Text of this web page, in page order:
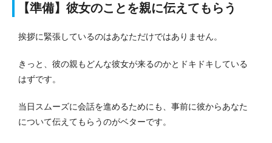
【準備】彼女のことを親に伝えてもらう
挨拶に緊張しているのはあなただけではありません。
きっと、彼の親もどんな彼女が来るのかとドキドキしている
はずです。
当日スムーズに会話を進めるためにも、事前に彼からあなた
について伝えてもらうのがベターです。